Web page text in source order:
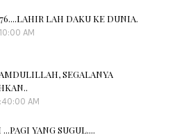
LAH DAKU KE DUNIA.
AM
SEGALANYA
AM
YANG SUGUL....